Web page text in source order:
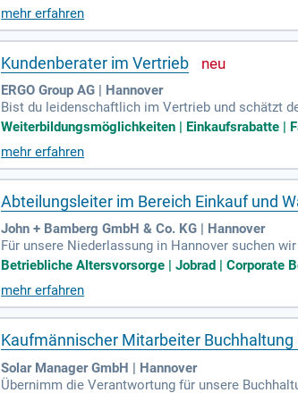
ndenbedürfnisse und schaffen
us. Gestalten Sie mit uns die Zukunft des
mehr erfahren
Kundenberater im Vertrieb
ERGO Group AG | Hannover
Bist du leidenschaftlich im Vertrieb und schätzt
B) bei ERGO und profitiere von langfristiger
mmen. Wir bieten umfassende Schulungen und
essourcen von ERGO und starte deine Karriere
ns und erlebe Erfolg im Vertrieb.
Weiterbildungsmöglichkeiten | Einkaufsrabatte |
mehr erfahren
Abteilungsleiter im Bereich Einkauf und
John + Bamberg GmbH & Co. KG | Hannover
Für unsere Niederlassung in Hannover suchen
hlüsselposition sind Sie verantwortlich für die
erhandlungen und sind für die Budgetplanung
s erforderlich. Wir erwarten von Ihnen ein hohes
Betriebliche Altersvorsorge | Jobrad | Corporate
mehr erfahren
Kaufmännischer Mitarbeiter
Solar Manager GmbH | Hannover
Übernimm die Verantwortung für unsere